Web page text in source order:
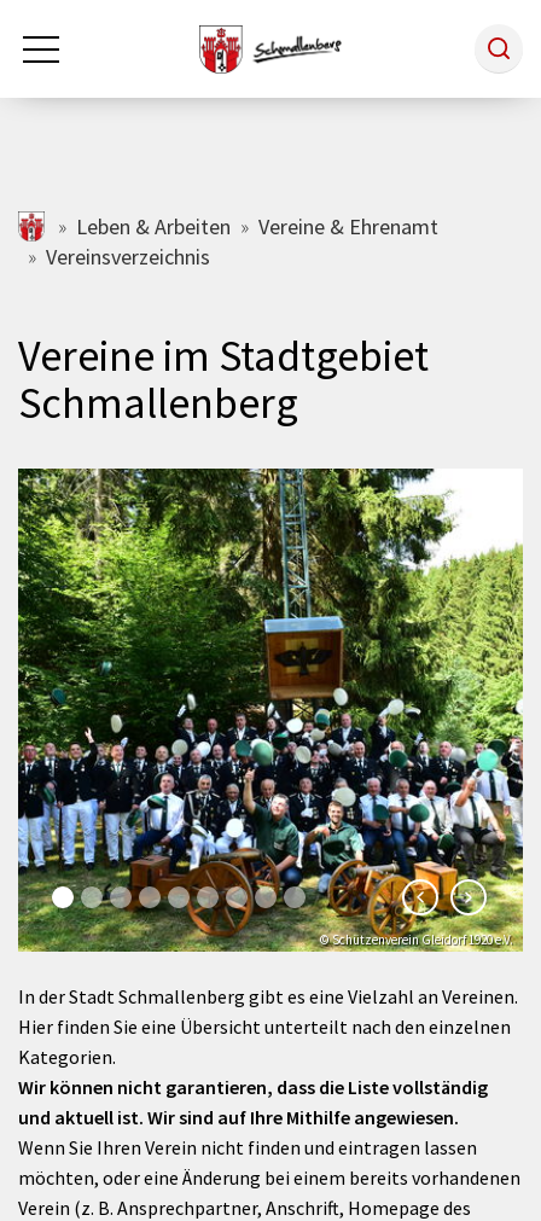
Zum Hauptinhalt springen
Rathaus & Politik
Tourismus
Wirtschaft
schmallenberg.de
Leben & Arbeiten
Vereine & Ehrenamt
Vereinsverzeichnis
Vereine im Stadtgebiet
Schmallenberg
© Schützenverein Gleidorf 1920 e.V.
© Klaus-Peter Kappest
In der Stadt Schmallenberg gibt es eine Vielzahl an Vereinen.
Hier finden Sie eine Übersicht unterteilt nach den einzelnen
Kategorien.
Wir können nicht garantieren, dass die Liste vollständig
und aktuell ist. Wir sind auf Ihre Mithilfe angewiesen.
Wenn Sie Ihren Verein nicht finden und eintragen lassen
möchten, oder eine Änderung bei einem bereits vorhandenen
Verein (z. B. Ansprechpartner, Anschrift, Homepage des